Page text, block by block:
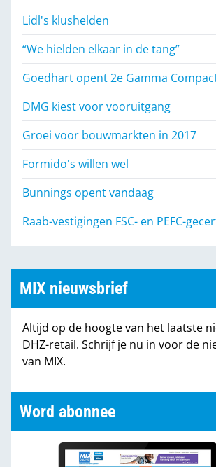
Lidl's klushelden
“We hielden elkaar in de tang”
Goedhart opent 2e Gamma
DMG kiest voor vooruitgang
Groei voor bouwmarkten in 2017
Formido's willen wel
Bunnings opent vandaag
Raab-vestigingen FSC- en PEFC-
MIX nieuwsbrief
Altijd op de hoogte van het laatste
DHZ-retail. Schrijf je nu in voor de
van MIX.
Word abonnee